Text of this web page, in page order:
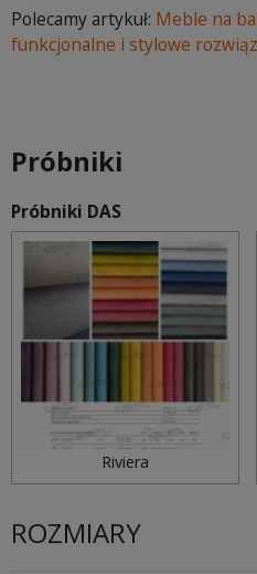
Polecamy artykuł: Meble na
funkcjonalne i stylowe
Próbniki
Próbniki DAS
Riviera
ROZMIARY